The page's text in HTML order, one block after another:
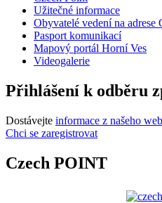
Užitečné informace
Obyvatelé vedení na adrese
Pasport komunikací
Mapový portál Horní Ves
Videogalerie
Přihlášení k odběru
Dostávejte informace z našeho
Chci se zaregistrovat
Czech POINT